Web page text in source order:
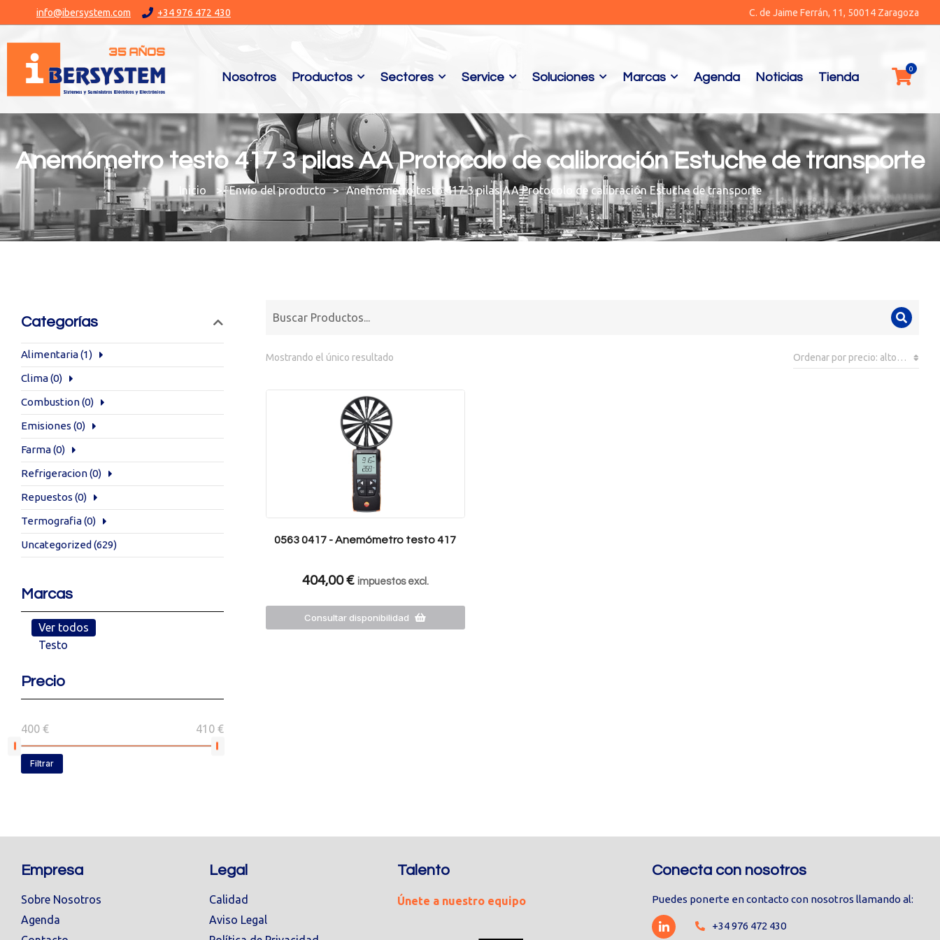
info@ibersystem.com +34 976 472 430 C. de Jaime Ferrán, 11, 50014 Zaragoza
Nosotros Productos Sectores Service Soluciones Marcas Agenda Noticias Tienda
Anemómetro testo 417 3 pilas AA Protocolo de calibración Estuche de transporte
You are here: Envío del producto Anemómetro testo 417 3 pilas AA Protocolo de calibración Estuche de transporte
Categorías
Alimentaria(1)
Clima(0)
Combustion(0)
Emisiones (0)
Farma(0)
Refrigeracion(0)
Repuestos (0)
Termografia(0)
Uncategorized (629)
Marcas
Ver todos
Testo
Precio
400 € 410 €
Filtrar
Mostrando el único resultado
0563 0417 - Anemómetro testo 417
404,00€ impuestos excl.
Consultar disponibilidad
Empresa
Sobre Nosotros
Agenda
Legal
Calidad
Aviso Legal
Talento
Únete a nuestro equipo
Conecta con nosotros
Puedes ponerte en contacto con nosotros llamando al:
+34 976 472 430